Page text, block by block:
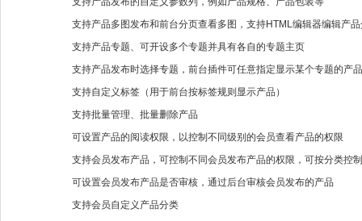
支持产品多图发布和前台分页查看多图，支持HTML编辑器编辑产
支持产品专题、可开设多个专题并具有各自的专题主页
支持产品发布时选择专题，前台插件可任意指定显示某个专题的产品
支持自定义标签（用于前台按标签规则显示产品）
支持批量管理、批量删除产品
可设置产品的阅读权限，以控制不同级别的会员查看产品的权限
支持会员发布产品，可控制不同会员发布产品的权限，可按分类控
可设置会员发布产品是否审核，通过后台审核会员发布的产品
支持会员自定义产品分类